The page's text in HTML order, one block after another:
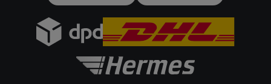
Zudem erlauben Sie uns, der Utiq SA/NV („Utiq“) und
IhremTelekommunikationsnetzbetreiber, die Utiq-Technologie
in den Lidl-Diensten einzusetzen. Utiq prüft zunächst anhand
Ihrer IP-Adresse, ob die Technologie für Sie verfügbar ist.